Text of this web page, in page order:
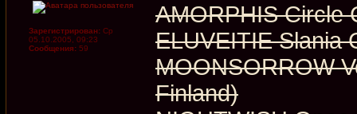
Зарегистрирован: Ср
05.10.2005, 09:23
Сообщения: 59
AMORPHIS Circle
ELUVEITIE Slania
MOONSORROW
Finland)